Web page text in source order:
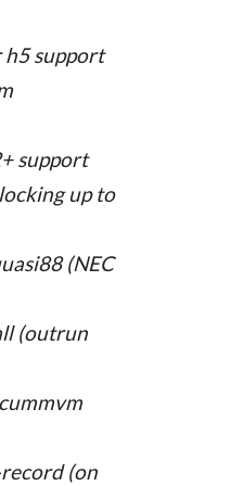
support
support
up to
(NEC
(outrun
(on